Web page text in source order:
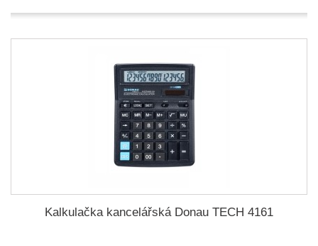
Kalkulačka kancelářská Donau TECH 4161